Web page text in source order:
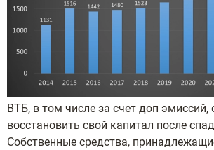
ВТБ, в том числе за счет доп эмиссий,
восстановить свой капитал после
Собственные средства,